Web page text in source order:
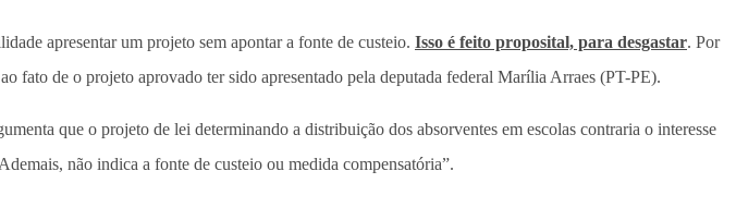
apresentar um projeto sem apontar a fonte de custeio. Isso é feito proposital, para desgastar. Por
fato de o projeto aprovado ter sido apresentado pela deputada federal Marília Arraes (PT-PE).
que o projeto de lei determinando a distribuição dos absorventes em escolas contraria o interesse
não indica a fonte de custeio ou medida compensatória”.